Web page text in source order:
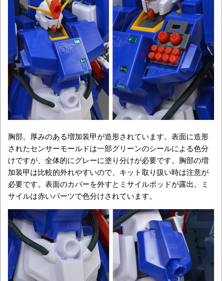
胸部。厚みのある増加装甲が造形されています。表面に造形
されたセンサーモールドは一部グリーンのシールによる色分
けですが、全体的にグレーに塗り分けが必要です。胸部の増
加装甲は比較的外れやすいので、キット取り扱い時は注意が
必要です。表面のカバーを外すとミサイルポッドが露出。ミ
サイルは赤いパーツで色分けされています。